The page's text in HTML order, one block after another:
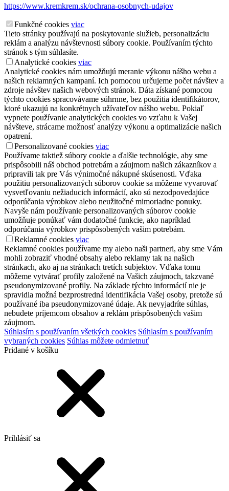
https://www.kremkrem.sk/ochrana-osobnych-udajov
Funkčné cookies viac
Tieto stránky používajú na poskytovanie služieb, personalizáciu
reklám a analýzu návštevnosti súbory cookie. Používaním týchto
stránok s tým súhlasíte.
Analytické cookies viac
Analytické cookies nám umožňujú meranie výkonu nášho webu a
našich reklamných kampaní. Ich pomocou určujeme počet návštev a
zdroje návštev našich webových stránok. Dáta získané pomocou
týchto cookies spracovávame súhrnne, bez použitia identifikátorov,
ktoré ukazujú na konkrétnych užívateľov nášho webu. Pokiaľ
vypnete používanie analytických cookies vo vzťahu k Vašej
návšteve, strácame možnosť analýzy výkonu a optimalizácie našich
opatrení.
Personalizované cookies viac
Používame taktiež súbory cookie a ďalšie technológie, aby sme
prispôsobili náš obchod potrebám a záujmom našich zákazníkov a
pripravili tak pre Vás výnimočné nákupné skúsenosti. Vďaka
použitiu personalizovaných súborov cookie sa môžeme vyvarovať
vysvetľovaniu nežiaducich informácií, ako sú nezodpovedajúce
odporúčania výrobkov alebo neužitočné mimoriadne ponuky.
Navyše nám používanie personalizovaných súborov cookie
umožňuje ponúkať vám dodatočné funkcie, ako napríklad
odporúčania výrobkov prispôsobených vašim potrebám.
Reklamné cookies viac
Reklamné cookies používame my alebo naši partneri, aby sme Vám
mohli zobraziť vhodné obsahy alebo reklamy tak na našich
stránkach, ako aj na stránkach tretích subjektov. Vďaka tomu
môžeme vytvárať profily založené na Vašich záujmoch, takzvané
pseudonymizované profily. Na základe týchto informácií nie je
spravidla možná bezprostredná identifikácia Vašej osoby, pretože sú
používané iba pseudonymizované údaje. Ak nevyjadríte súhlas,
nebudete príjemcom obsahov a reklám prispôsobených vašim
záujmom.
Súhlasím s používaním všetkých cookies Súhlasím s používaním
vybraných cookies Súhlas môžete odmietnuť
Pridané v košíku
Prihlásiť sa